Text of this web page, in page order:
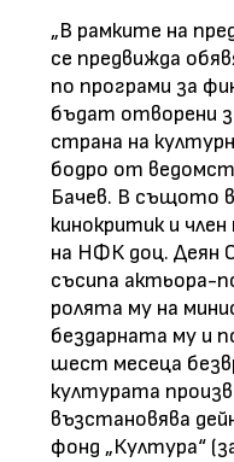
„В рамките на
се предвижда
по програми за
бъдат отворени
страна на
бодро от
Бачев. В същото
кинокритик и
на НФК доц. Деян
съсипа актьора-
ролята му на
бездарната му и
шест месеца
културата
възстановява
фонд „Култура“